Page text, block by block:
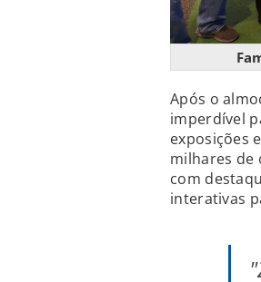
Após o
imperdível
exposições
milhares de
com
interativas